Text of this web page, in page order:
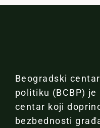
Beogradski
politiku (BCBP)
centar koji
bezbednosti